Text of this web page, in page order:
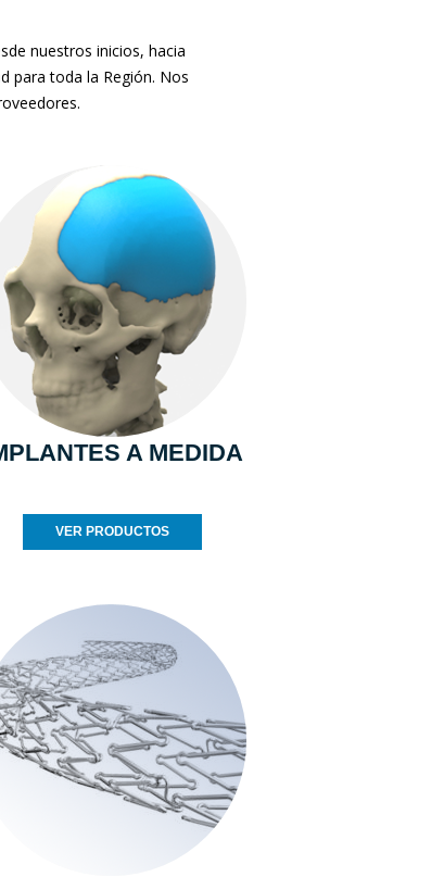
nuestros inicios, hacia
para toda la Región. Nos
A MEDIDA
VER PRODUCTOS